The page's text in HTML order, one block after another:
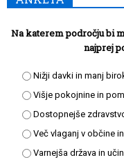
Na katerem področju bi
najprej
Nižji davki in manj
Višje pokojnine in
Dostopnejše
Več vlaganj v občine
Varnejša država in